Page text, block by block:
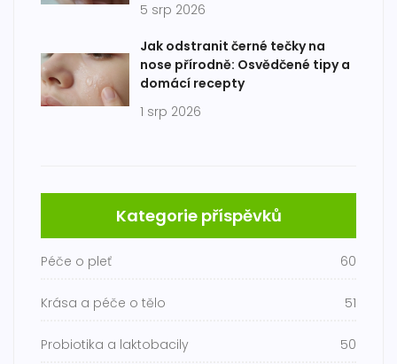
5 srp 2026
Jak odstranit černé tečky na
nose přírodně: Osvědčené tipy a
domácí recepty
1 srp 2026
Kategorie příspěvků
Péče o pleť 60
Krása a péče o tělo 51
Probiotika a laktobacily 50